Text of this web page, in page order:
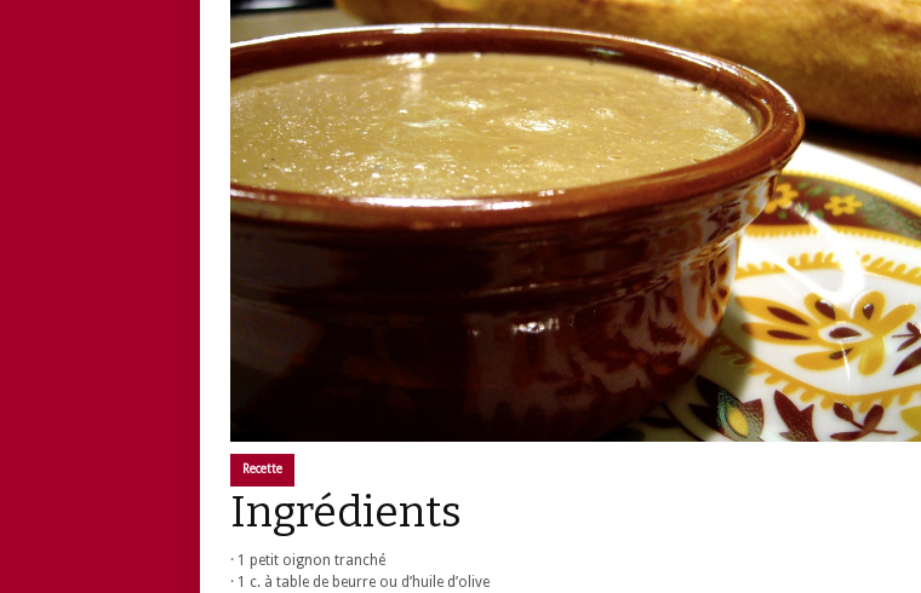
Recette
Ingrédients
· 1 petit oignon tranché
· 1 c. à table de beurre ou d’huile d’olive